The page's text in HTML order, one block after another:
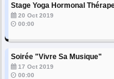
Stage Yoga Hormonal
20 Oct 2019
00:00
Soirée "Vivre Sa Musique"
17 Oct 2019
00:00